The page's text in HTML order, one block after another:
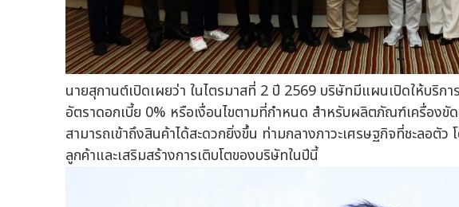
นายสุกานต์เปิดเผยว่า ในไตรมาสที่ 2 ปี 2569 บริษัทมีแผนเปิดให้บริกา
อัตราดอกเบี้ย 0% หรือเงื่อนไขตามที่กำหนด สำหรับผลิตภัณฑ์เครื่องขัด
สามารถเข้าถึงสินค้าได้สะดวกยิ่งขึ้น ท่ามกลางภาวะเศรษฐกิจที่ชะลอตั
ลูกค้าและเสริมสร้างการเติบโตของบริษัทในปีนี้